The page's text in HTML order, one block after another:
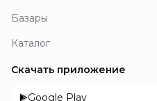
Базары
Каталог
Скачать приложение
Google Play